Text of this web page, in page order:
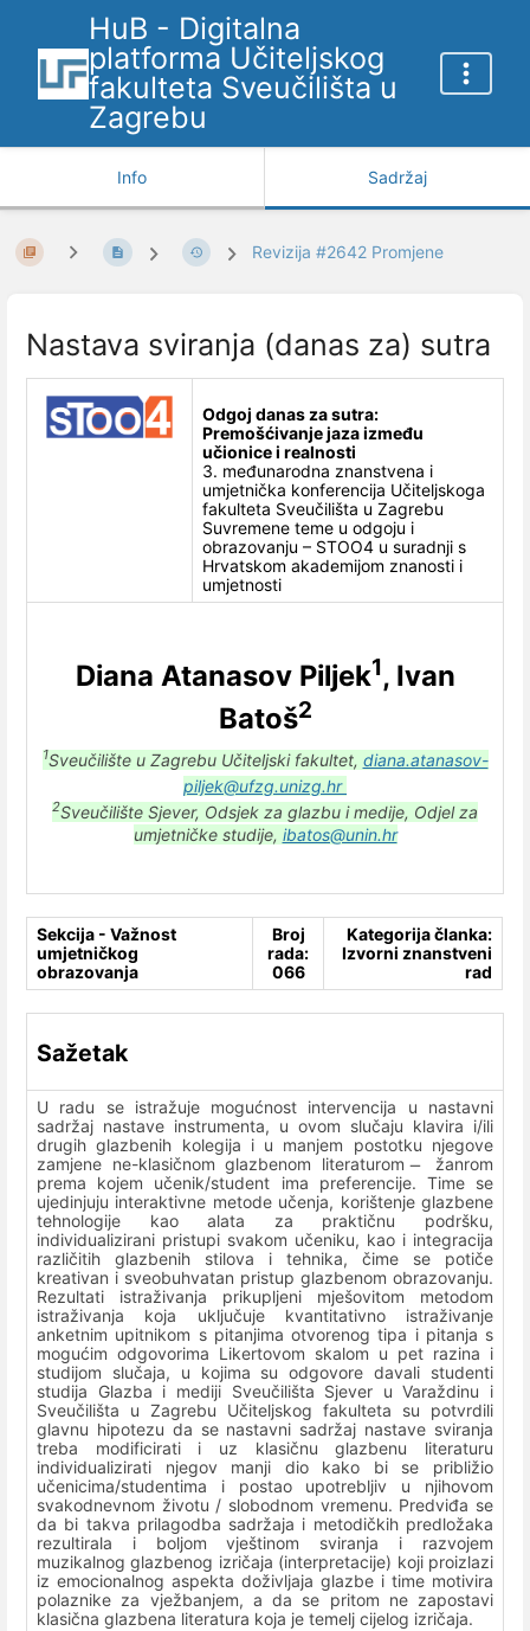
HuB - Digitalna
platforma Učiteljskog
fakulteta Sveučilišta u
Zagrebu
Info Sadržaj
Revizija #2642 Promjene
Nastava sviranja (danas za) sutra
Odgoj danas za sutra:
Premošćivanje jaza između
učionice i realnosti
3. međunarodna znanstvena i
umjetnička konferencija Učiteljskoga
fakulteta Sveučilišta u Zagrebu
Suvremene teme u odgoju i
obrazovanju – STOO4 u suradnji s
Hrvatskom akademijom znanosti i
umjetnosti
Diana Atanasov Piljek1, Ivan
Batoš2
1Sveučilište u Zagrebu Učiteljski fakultet, diana.atanasov-
piljek@ufzg.unizg.hr
2Sveučilište Sjever, Odsjek za glazbu i medije, Odjel za
umjetničke studije, ibatos@unin.hr
Sekcija - Važnost
umjetničkog
obrazovanja
Broj
rada:
066
Kategorija članka:
Izvorni znanstveni
rad
Sažetak
U radu se istražuje mogućnost intervencija u nastavni
sadržaj nastave instrumenta, u ovom slučaju klavira i/ili
drugih glazbenih kolegija i u manjem postotku njegove
zamjene ne-klasičnom glazbenom literaturom ̶ žanrom
prema kojem učenik/student ima preferencije. Time se
ujedinjuju interaktivne metode učenja, korištenje glazbene
tehnologije kao alata za praktičnu podršku,
individualizirani pristupi svakom učeniku, kao i integracija
različitih glazbenih stilova i tehnika, čime se potiče
kreativan i sveobuhvatan pristup glazbenom obrazovanju.
Rezultati istraživanja prikupljeni mješovitom metodom
istraživanja koja uključuje kvantitativno istraživanje
anketnim upitnikom s pitanjima otvorenog tipa i pitanja s
mogućim odgovorima Likertovom skalom u pet razina i
studijom slučaja, u kojima su odgovore davali studenti
studija Glazba i mediji Sveučilišta Sjever u Varaždinu i
Sveučilišta u Zagrebu Učiteljskog fakulteta su potvrdili
glavnu hipotezu da se nastavni sadržaj nastave sviranja
treba modificirati i uz klasičnu glazbenu literaturu
individualizirati njegov manji dio kako bi se približio
učenicima/studentima i postao upotrebljiv u njihovom
svakodnevnom životu / slobodnom vremenu. Predviđa se
da bi takva prilagodba sadržaja i metodičkih predložaka
rezultirala i boljom vještinom sviranja i razvojem
muzikalnog glazbenog izričaja (interpretacije) koji proizlazi
iz emocionalnog aspekta doživljaja glazbe i time motivira
polaznike za vježbanjem, a da se pritom ne zapostavi
klasična glazbena literatura koja je temelj cijelog izričaja.